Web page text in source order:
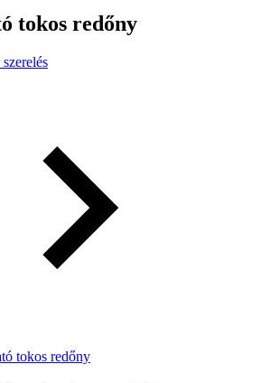
tokos redőny
tokos redőny